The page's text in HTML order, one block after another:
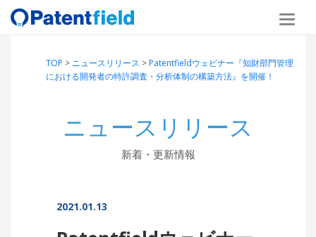
TOP > ニュースリリース >Patentfieldウェビナー『知財部門管理
における開発者の特許調査・分析体制の構築方法』を開催！
ニュースリリース
新着・更新情報
2021.01.13